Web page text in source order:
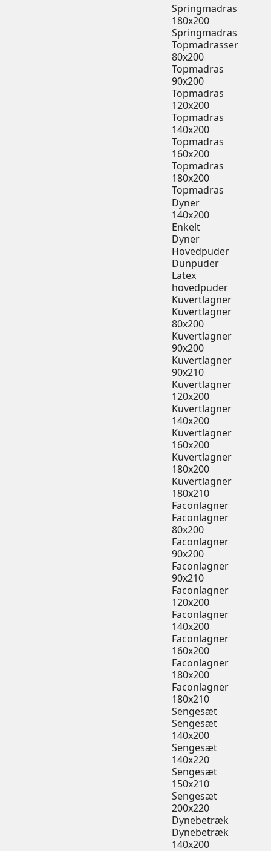
Springmadras
180x200
Springmadras
Topmadrasser
80x200
Topmadras
90x200
Topmadras
120x200
Topmadras
140x200
Topmadras
160x200
Topmadras
180x200
Topmadras
Dyner
140x200
Enkelt
Dyner
Hovedpuder
Dunpuder
Latex
hovedpuder
Kuvertlagner
Kuvertlagner
80x200
Kuvertlagner
90x200
Kuvertlagner
90x210
Kuvertlagner
120x200
Kuvertlagner
140x200
Kuvertlagner
160x200
Kuvertlagner
180x200
Kuvertlagner
180x210
Faconlagner
Faconlagner
80x200
Faconlagner
90x200
Faconlagner
90x210
Faconlagner
120x200
Faconlagner
140x200
Faconlagner
160x200
Faconlagner
180x200
Faconlagner
180x210
Sengesæt
Sengesæt
140x200
Sengesæt
140x220
Sengesæt
150x210
Sengesæt
200x220
Dynebetræk
Dynebetræk
140x200